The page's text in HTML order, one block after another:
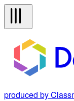
produced by